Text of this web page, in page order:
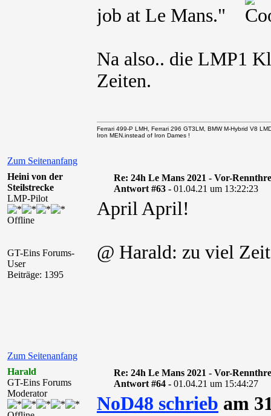
job at Le Mans."
Na also.. die LMP1
Zeiten.
Zum Seitenanfang
Ferrari 499-P LMH, Ferrari 296 GT3LM, BMW M-Hybrid V8
Iron MEN.instead of Iron Dames !
Heini von der
Steilstrecke
LMP-Pilot
Offline
GT-Eins Forums-
User
Beiträge: 1395
Re: 24h Le Mans 2021 - Vor-
Antwort #63 - 01.04.21 um 13:22:23
April April!
@ Harald: zu viel
Zum Seitenanfang
Harald
GT-Eins Forums
Moderator
Re: 24h Le Mans 2021 - Vor-
Antwort #64 - 01.04.21 um 15:44:27
NoD48 schrieb am